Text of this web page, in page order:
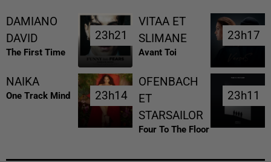
DAMIANO
DAVID
The First Time
23h21
23h21
VITAA ET
SLIMANE
Avant Toi
23h17
23h17
NAIKA
One Track Mind 23h14
23h14
OFENBACH
ET
STARSAILOR
Four To The Floor
23h11
23h11